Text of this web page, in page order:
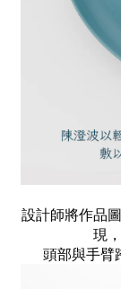
設計師將作品
現
頭部與手臂